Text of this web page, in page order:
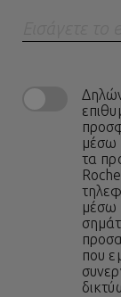
μέσω
τα
μέσω
που